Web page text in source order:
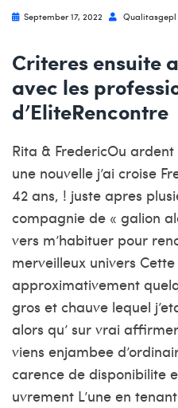
September 17, 2022 Qualitasgepl
Criteres ensuite
avec les
d’EliteRencontre
Rita & FredericOu
une nouvelle j’ai croise
42 ans, ! juste apres
compagnie de « galion
vers m’habituer pour
merveilleux univers
approximativement
gros et chauve lequel
alors qu’ sur vrai
viens enjambee
carence de disponibilite
uvrement L’une en